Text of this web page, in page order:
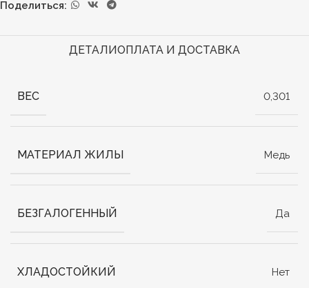
Поделиться:
ДЕТАЛИОПЛАТА И ДОСТАВКА
ВЕС 0,301
МАТЕРИАЛ ЖИЛЫ Медь
БЕЗГАЛОГЕННЫЙ Да
ХЛАДОСТОЙКИЙ Нет